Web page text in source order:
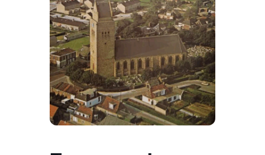
Zoeken
naar: